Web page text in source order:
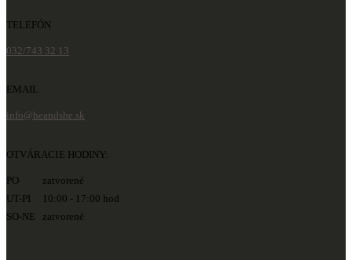
TELEFÓN
032/743 32 13
EMAIL
info@heandshe.sk
OTVÁRACIE HODINY:
PO zatvorené
UT-PI 10:00 - 17:00 hod
SO-NE zatvorené